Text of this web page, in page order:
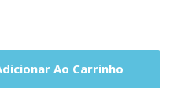
Ao Carrinho